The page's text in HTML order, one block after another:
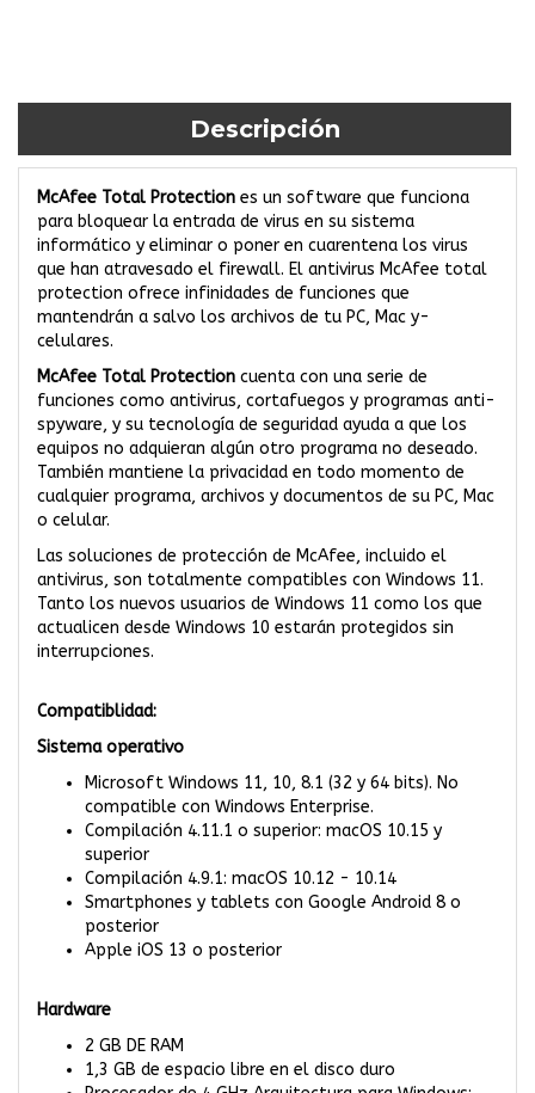
Descripción
McAfee Total Protection es un software que funciona
para bloquear la entrada de virus en su sistema
informático y eliminar o poner en cuarentena los virus
que han atravesado el firewall. El antivirus McAfee total
protection ofrece infinidades de funciones que
mantendrán a salvo los archivos de tu PC, Mac y­
celulares.
McAfee Total Protection cuenta con una serie de
funciones como antivirus, cortafuegos y programas anti-
spyware, y su tecnología de seguridad ayuda a que los
equipos no adquieran algún otro programa no deseado.
También mantiene la privacidad en todo momento de
cualquier programa, archivos y documentos de su PC, Mac
o celular.
Las soluciones de protección de McAfee, incluido el
antivirus, son totalmente compatibles con Windows 11.
Tanto los nuevos usuarios de Windows 11 como los que
actualicen desde Windows 10 estarán protegidos sin
interrupciones.
Compatiblidad:
Sistema operativo
Microsoft Windows 11, 10, 8.1 (32 y 64 bits). No
compatible con Windows Enterprise.
Compilación 4.11.1 o superior: macOS 10.15 y
superior
Compilación 4.9.1: macOS 10.12 - 10.14
Smartphones y tablets con Google Android 8 o
posterior
Apple iOS 13 o posterior
Hardware
2 GB DE RAM
1,3 GB de espacio libre en el disco duro